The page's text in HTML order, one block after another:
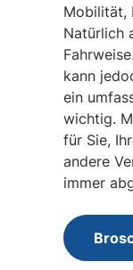
Mobilität,
Natürlich
kann
ein
wichtig.
für Sie,
andere
immer